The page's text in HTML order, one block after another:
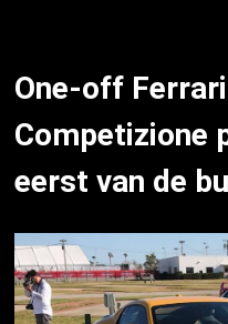
One-off
Competizione
eerst van de